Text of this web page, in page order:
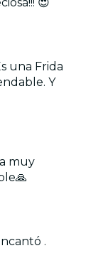
una Frida
Y
muy
.